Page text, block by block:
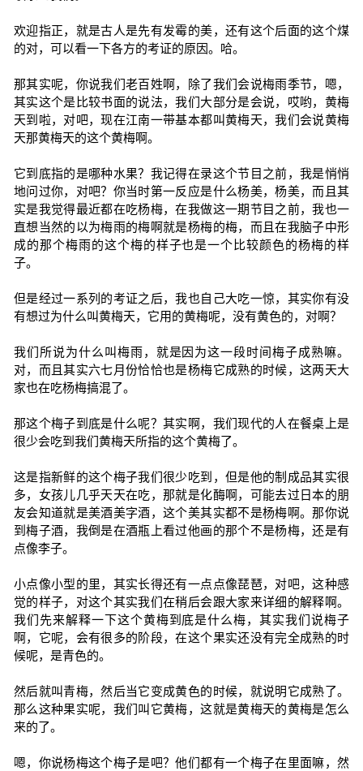
欢迎指正，就是古人是先有发霉的美，还有这个后面的这个煤
的对，可以看一下各方的考证的原因。哈。
那其实呢，你说我们老百姓啊，除了我们会说梅雨季节，嗯，
其实这个是比较书面的说法，我们大部分是会说，哎哟，黄梅
天到啦，对吧，现在江南一带基本都叫黄梅天，我们会说黄梅
天那黄梅天的这个黄梅啊。
它到底指的是哪种水果？我记得在录这个节目之前，我是悄悄
地问过你，对吧？你当时第一反应是什么杨美，杨美，而且其
实是我觉得最近都在吃杨梅，在我做这一期节目之前，我也一
直想当然的以为梅雨的梅啊就是杨梅的梅，而且在我脑子中形
成的那个梅雨的这个梅的样子也是一个比较颜色的杨梅的样
子。
但是经过一系列的考证之后，我也自己大吃一惊，其实你有没
有想过为什么叫黄梅天，它用的黄梅呢，没有黄色的，对啊？
我们所说为什么叫梅雨，就是因为这一段时间梅子成熟嘛。
对，而且其实六七月份恰恰也是杨梅它成熟的时候，这两天大
家也在吃杨梅搞混了。
那这个梅子到底是什么呢？其实啊，我们现代的人在餐桌上是
很少会吃到我们黄梅天所指的这个黄梅了。
这是指新鲜的这个梅子我们很少吃到，但是他的制成品其实很
多，女孩儿几乎天天在吃，那就是化酶啊，可能去过日本的朋
友会知道就是美酒美字酒，这个美其实都不是杨梅啊。那你说
到梅子酒，我倒是在酒瓶上看过他画的那个不是杨梅，还是有
点像李子。
小点像小型的里，其实长得还有一点点像琵琶，对吧，这种感
觉的样子，对这个其实我们在稍后会跟大家来详细的解释啊。
我们先来解释一下这个黄梅到底是什么梅，其实我们说梅子
啊，它呢，会有很多的阶段，在这个果实还没有完全成熟的时
候呢，是青色的。
然后就叫青梅，然后当它变成黄色的时候，就说明它成熟了。
那么这种果实呢，我们叫它黄梅，这就是黄梅天的黄梅是怎么
来的了。
嗯，你说杨梅这个梅子是吧？他们都有一个梅子在里面嘛，然